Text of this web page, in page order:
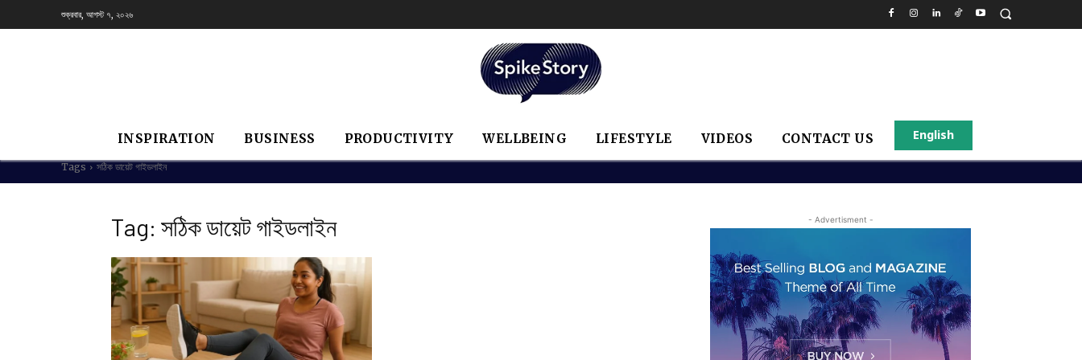
শুক্রবার, আগস্ট ৭, ২০২৬
INSPIRATION BUSINESS PRODUCTIVITY WELLBEING LIFESTYLE VIDEOS CONTACT US English
Tags সঠিক ডায়েট গাইডলাইন
Tag: সঠিক ডায়েট গাইডলাইন - Advertisment -